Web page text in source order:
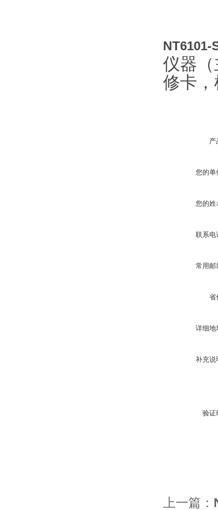
NT6101-
仪器
修卡
产
您的单
您的姓
联系电
常用邮
省
详细地
补充说
验证
上一篇：